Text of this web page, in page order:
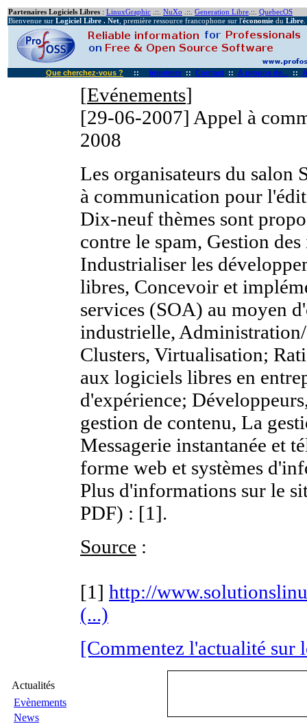
Partenaires Logiciels Libres : LinuxGraphic .::. NuXo .::. Generation Libre .::. QuebecOS
Bienvenue sur Logiciel Libre . Net , première ressource francophone sur l'économie du Libre
Que cherchez-vous ? :: Imprimer :: Contact :: A propos de... ::
Actualités
Evènements
News
[Evénements]
[29-06-2007] Appel à
2008
Les organisateurs du
à communication pour
Dix-neuf thèmes sont
contre le spam, Gestion
Industrialiser les
libres, Concevoir et
services (SOA) au moyen
industrielle,
Clusters, Virtualisation;
aux logiciels libres en
d'expérience;
gestion de contenu, La
Messagerie instantanée et
forme web et systèmes
Plus d'informations sur le
PDF) : [1].
Source :
[1] http://
(...)
[Commentez l'actualité sur